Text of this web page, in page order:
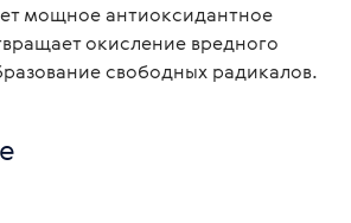
мощное антиоксидантное
окисление вредного
свободных радикалов.